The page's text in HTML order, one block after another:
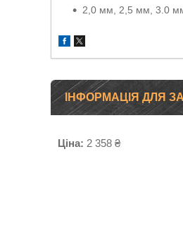
2,0 мм, 2,5 мм, 3.0
ІНФОРМАЦІЯ ДЛЯ
Ціна: 2 358 ₴